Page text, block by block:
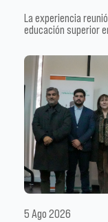
La experiencia
educación superior
5 Ago 2026